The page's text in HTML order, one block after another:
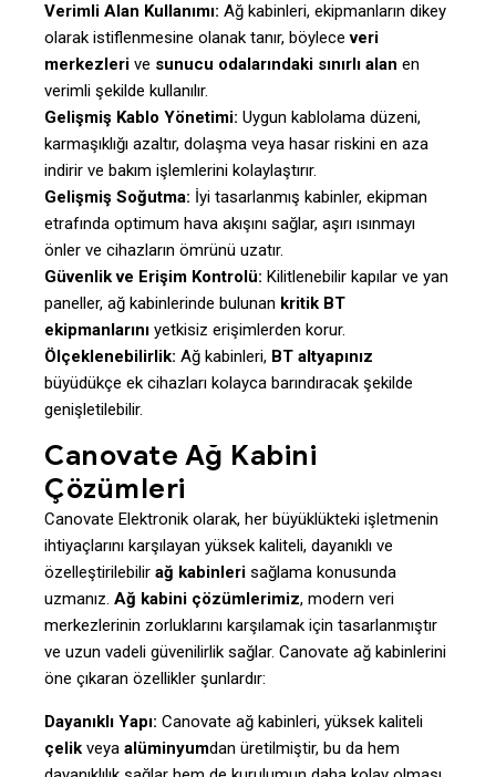
Verimli Alan Kullanımı: Ağ kabinleri, ekipmanların dikey
olarak istiflenmesine olanak tanır, böyleceveri
merkezleri ve sunucu odalarındaki sınırlı alan en
verimli şekilde kullanılır.
Gelişmiş Kablo Yönetimi: Uygun kablolama düzeni,
karmaşıklığı azaltır, dolaşma veya hasar riskini en aza
indirir ve bakım işlemlerini kolaylaştırır.
Gelişmiş Soğutma: İyi tasarlanmış kabinler, ekipman
etrafında optimum hava akışını sağlar, aşırı ısınmayı
önler ve cihazların ömrünü uzatır.
Güvenlik ve Erişim Kontrolü: Kilitlenebilir kapılar ve yan
paneller, ağ kabinlerinde bulunan kritik BT
ekipmanlarını yetkisiz erişimlerden korur.
Ölçeklenebilirlik: Ağ kabinleri, BT altyapınız
büyüdükçe ek cihazları kolayca barındıracak şekilde
genişletilebilir.
Canovate Ağ Kabini
Çözümleri
Canovate Elektronik olarak, her büyüklükteki işletmenin
ihtiyaçlarını karşılayan yüksek kaliteli, dayanıklı ve
özelleştirilebilir ağ kabinleri sağlama konusunda
uzmanız. Ağ kabini çözümlerimiz, modern veri
merkezlerinin zorluklarını karşılamak için tasarlanmıştır
ve uzun vadeli güvenilirlik sağlar. Canovate ağ kabinlerini
öne çıkaran özellikler şunlardır:
Dayanıklı Yapı: Canovate ağ kabinleri, yüksek kaliteli
çelik veya alüminyumdan üretilmiştir, bu da hem